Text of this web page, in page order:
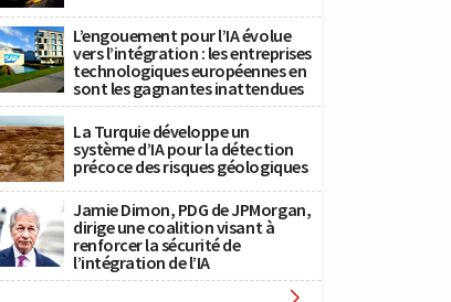
L’engouement pour l’IA évolue
vers l’intégration : les entreprises
technologiques européennes en
sont les gagnantes inattendues
La Turquie développe un
système d’IA pour la détection
précoce des risques géologiques
Jamie Dimon, PDG de JPMorgan,
dirige une coalition visant à
renforcer la sécurité de
l’intégration de l’IA